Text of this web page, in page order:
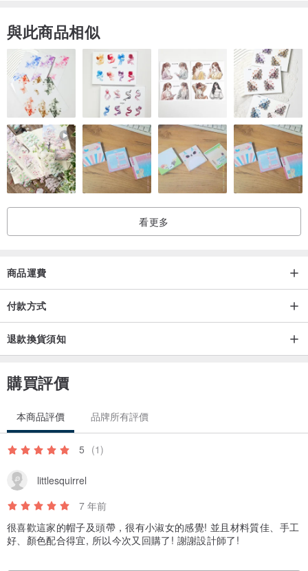
與此商品相似
看更多
商品運費
付款方式
退款換貨須知
購買評價
本商品評價 品牌所有評價
5 (1)
littlesquirrel
7 年前
很喜歡這家的帽子及頭帶，很有小淑女的感覺! 並且材料質佳、手工
好、顏色配合得宜, 所以今次又回購了! 謝謝設計師了!